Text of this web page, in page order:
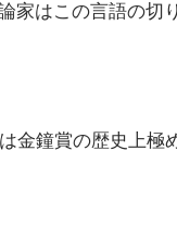
家はこの言語の切
鐘賞の歴史上極